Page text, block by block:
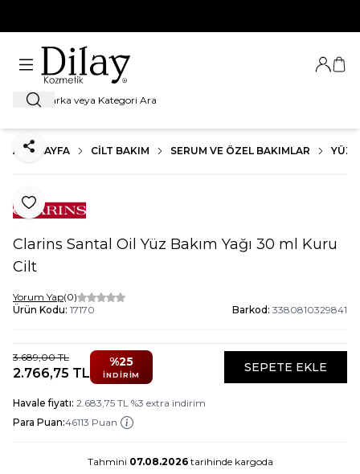
Ara
Giriş
ANA SAYFA CILT BAKIM SERUM VE ÖZEL BAKIMLAR YÜZ
Favoriye Ekle
Paylaş
Clarins Santal Oil Yüz Bakım Yağı 30 ml Kuru
Cilt
Yorum Yap(0)
Ürün Kodu: 17170 Barkod: 3380810329841
3.689,00TL
2.766,75 TL
%25
İNDIRIM
SEPETE EKLE
Havale fiyatı: 2.683,75 TL %3 extra indirim
Para Puan:46113 Puan
Tahmini 07.08.2026tarihinde kargoda